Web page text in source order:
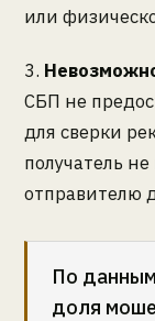
или
3.
СБП не
для сверки
получатель
отправителю
По
доля